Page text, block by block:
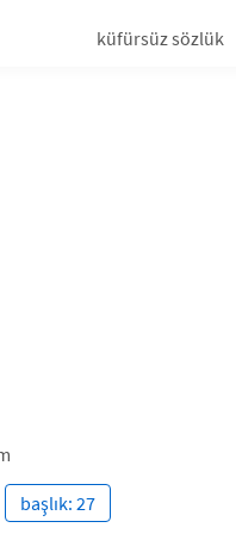
küfürsüz sözlük
başlık: 27